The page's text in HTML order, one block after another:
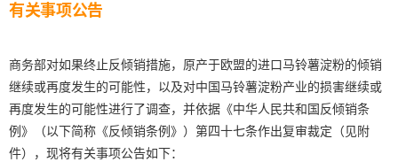
有关事项公告
商务部对如果终止反倾销措施，原产于欧盟的进口马铃薯淀粉的倾销
继续或再度发生的可能性，以及对中国马铃薯淀粉产业的损害继续或
再度发生的可能性进行了调查，并依据《中华人民共和国反倾销条
例》（以下简称《反倾销条例》）第四十七条作出复审裁定（见附
件），现将有关事项公告如下：